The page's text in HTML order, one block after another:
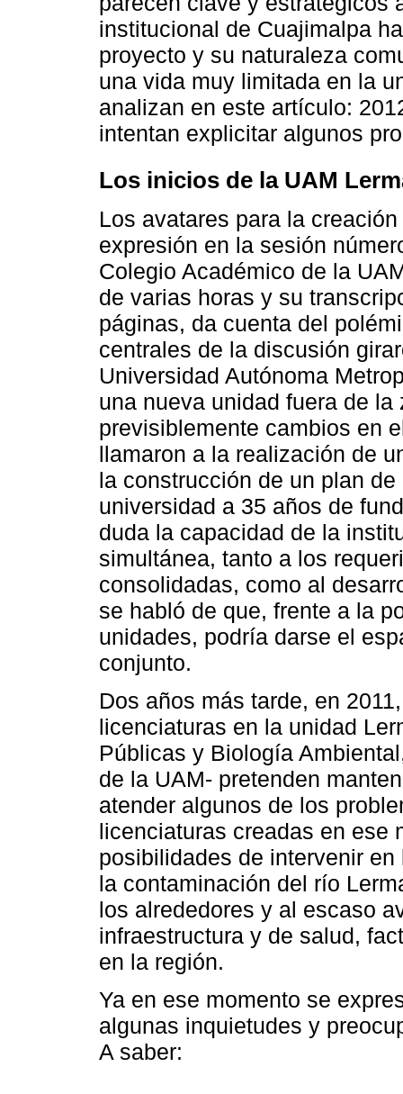
institucional de Cuajimalpa
proyecto y su naturaleza
una vida muy limitada en la
analizan en este artículo:
intentan explicitar algunos
Los inicios de la UAM
Los avatares para la
expresión en la sesión
Colegio Académico de la
de varias horas y su
páginas, da cuenta del
centrales de la discusión
Universidad Autónoma
una nueva unidad fuera de
previsiblemente cambios en
llamaron a la realización de
la construcción de un plan
universidad a 35 años de
duda la capacidad de la
simultánea, tanto a los
consolidadas, como al
se habló de que, frente a la
unidades, podría darse el
conjunto.
Dos años más tarde, en
licenciaturas en la unidad
Públicas y Biología
de la UAM- pretenden
atender algunos de los
licenciaturas creadas en ese
posibilidades de intervenir
la contaminación del río
los alrededores y al escaso
infraestructura y de salud,
en la región.
Ya en ese momento se
algunas inquietudes y
A saber: